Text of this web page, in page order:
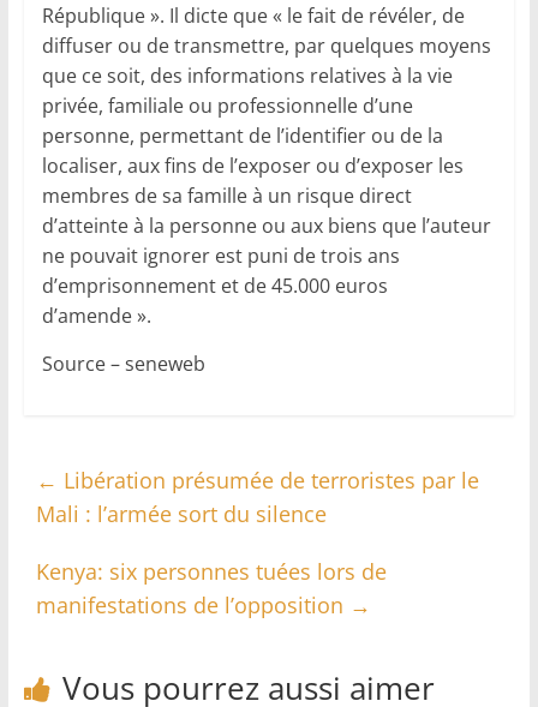
République ». Il dicte que « le fait de révéler, de
diffuser ou de transmettre, par quelques moyens
que ce soit, des informations relatives à la vie
privée, familiale ou professionnelle d’une
personne, permettant de l’identifier ou de la
localiser, aux fins de l’exposer ou d’exposer les
membres de sa famille à un risque direct
d’atteinte à la personne ou aux biens que l’auteur
ne pouvait ignorer est puni de trois ans
d’emprisonnement et de 45.000 euros
d’amende ».
Source – seneweb
← Libération présumée de terroristes par le
Mali : l’armée sort du silence
Kenya: six personnes tuées lors de
manifestations de l’opposition →
Vous pourrez aussi aimer